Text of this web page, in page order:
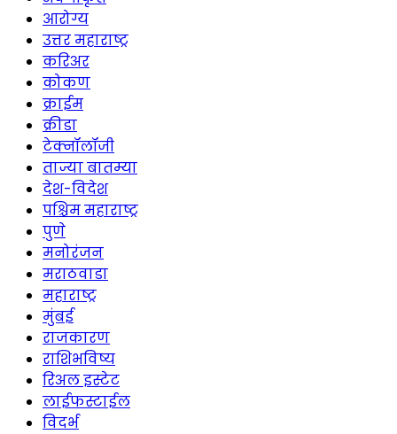
आरोग्य
उत्तर महाराष्ट्र
करिअर
कोकण
क्राईम
क्रीडा
टेक्नॉलॉजी
ताज्या बातम्या
देश-विदेश
पश्चिम महाराष्ट्र
पुणे
मनोरंजन
मराठवाडा
महाराष्ट्र
मुंबई
राजकारण
राशिभविष्य
रिअल इस्टेट
लाईफस्टाईल
विदर्भ